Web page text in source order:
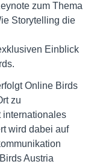
zum Thema
Storytelling die
Einblick
Online Birds
zu
internationales
wird dabei auf
Austria